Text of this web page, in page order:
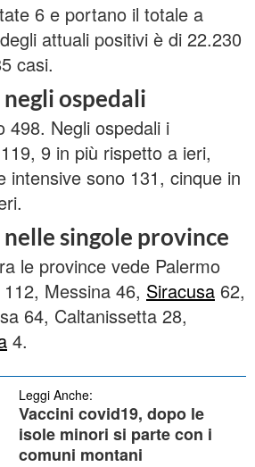
6 e portano il totale a
attuali positivi è di 22.230
casi.
ospedali
498. Negli ospedali i
9 in più rispetto a ieri,
intensive sono 131, cinque in
singole province
le province vede Palermo
112, Messina 46, Siracusa 62,
64, Caltanissetta 28,
4.
Leggi Anche:
Vaccini covid19, dopo le
isole minori si parte con i
comuni montani